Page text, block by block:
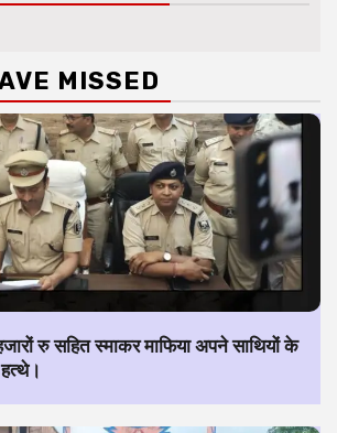
MISSED
रु सहित स्माकर माफिया अपने साथियों के